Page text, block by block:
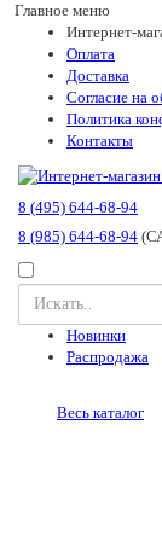
Главное меню
Интернет-
Оплата
Доставка
Согласие на
Политика
Контакты
8 (495) 644-68-94
8 (985) 644-68-94
Новинки
Распродажа
Весь каталог